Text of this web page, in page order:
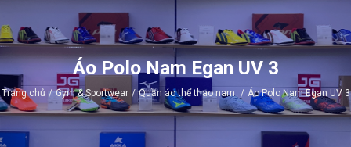
Áo Polo Nam Egan UV 3
Trang chủ / Gym & Sportwear / Quần áo thể thao nam / Áo Polo Nam Egan UV 3